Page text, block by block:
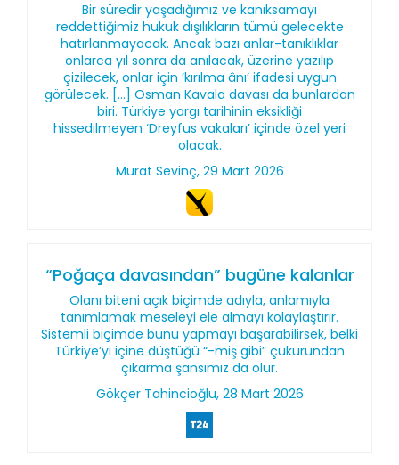
Bir süredir yaşadığımız ve kanıksamayı
reddettiğimiz hukuk dışılıkların tümü gelecekte
hatırlanmayacak. Ancak bazı anlar-tanıklıklar
onlarca yıl sonra da anılacak, üzerine yazılıp
çizilecek, onlar için ‘kırılma ânı’ ifadesi uygun
görülecek. [...] Osman Kavala davası da bunlardan
biri. Türkiye yargı tarihinin eksikliği
hissedilmeyen ‘Dreyfus vakaları’ içinde özel yeri
olacak.
Murat Sevinç, 29 Mart 2026
“Poğaça davasından” bugüne kalanlar
Olanı biteni açık biçimde adıyla, anlamıyla
tanımlamak meseleyi ele almayı kolaylaştırır.
Sistemli biçimde bunu yapmayı başarabilirsek, belki
Türkiye’yi içine düştüğü “-miş gibi” çukurundan
çıkarma şansımız da olur.
Gökçer Tahincioğlu, 28 Mart 2026